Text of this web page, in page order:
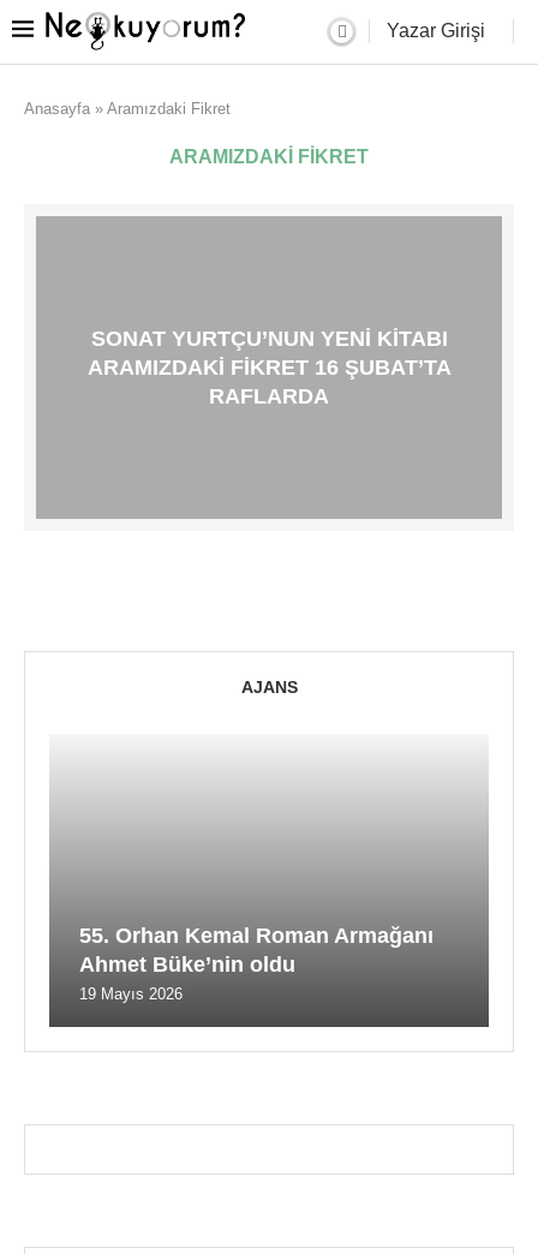
Yazar Girişi
Anasayfa » Aramızdaki Fikret
ARAMIZDAKI FIKRET
SONAT YURTÇU’NUN YENI KITABI
ARAMIZDAKI FIKRET 16 ŞUBAT’TA
RAFLARDA
AJANS
55. Orhan Kemal Roman Armağanı
Ahmet Büke’nin oldu
19 Mayıs 2026